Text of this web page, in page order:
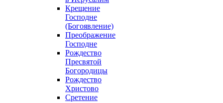
Крещение
Господне
(Богоявление)
Преображение
Господне
Рождество
Пресвятой
Богородицы
Рождество
Христово
Сретение